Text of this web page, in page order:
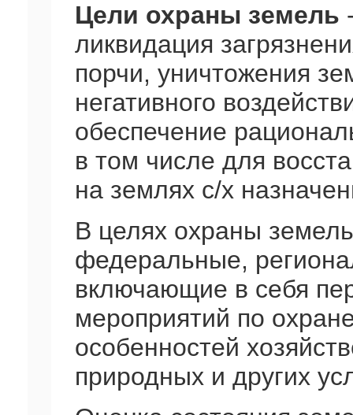
Цели охраны земель
ликвидация
порчи, уничтожения
негативного
обеспечение
в том числе для
на землях с/х
В целях охраны
федеральные,
включающие в себя
мероприятий по
особенностей
природных и других